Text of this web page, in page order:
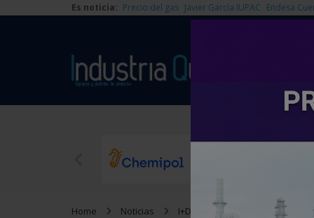
Es noticia: Precio del gas Javier García IUPAC Endesa
Home Noticias I+D BAM desarrolla